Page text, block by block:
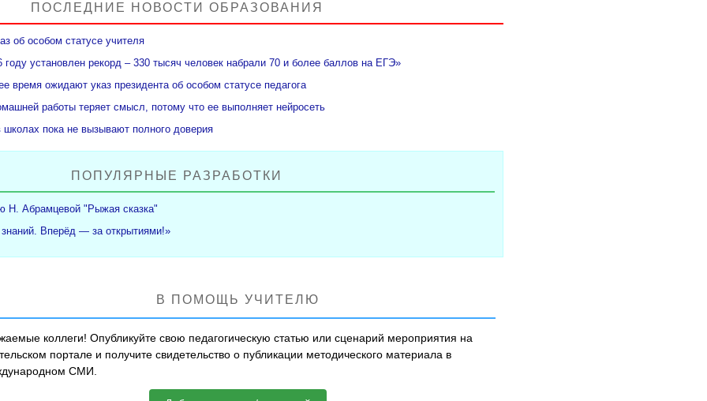
ПОСЛЕДНИЕ НОВОСТИ ОБРАЗОВАНИЯ
об особом статусе учителя
установлен рекорд – 330 тысяч человек набрали 70 и более баллов на ЕГЭ»
время ожидают указ президента об особом статусе педагога
работы теряет смысл, потому что ее выполняет нейросеть
школах пока не вызывают полного доверия
ПОПУЛЯРНЫЕ РАЗРАБОТКИ
Н. Абрамцевой "Рыжая сказка"
Вперёд — за открытиями!»
В ПОМОЩЬ УЧИТЕЛЮ
коллеги! Опубликуйте свою педагогическую статью или сценарий мероприятия на
портале и получите свидетельство о публикации методического материала в
СМИ.